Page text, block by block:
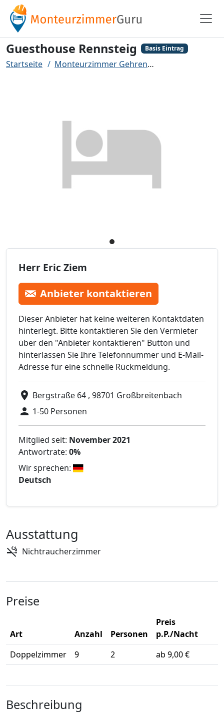
Guesthouse Rennsteig Basis Eintrag
Startseite Monteurzimmer Gehren
Herr Eric Ziem
Anbieter kontaktieren
Dieser Anbieter hat keine weiteren Kontaktdaten
hinterlegt. Bitte kontaktieren Sie den Vermieter
über den "Anbieter kontaktieren" Button und
hinterlassen Sie Ihre Telefonnummer und E-Mail-
Adresse für eine schnelle Rückmeldung.
Bergstraße 64 , 98701 Großbreitenbach
1-50 Personen
Mitglied seit: November 2021
Antwortrate: 0%
Wir sprechen:
Deutsch
Ausstattung
Nichtraucherzimmer
Preise
Art Anzahl Personen
Preis
p.P./Nacht
Doppelzimmer
9 2 ab 9,00 €
Beschreibung